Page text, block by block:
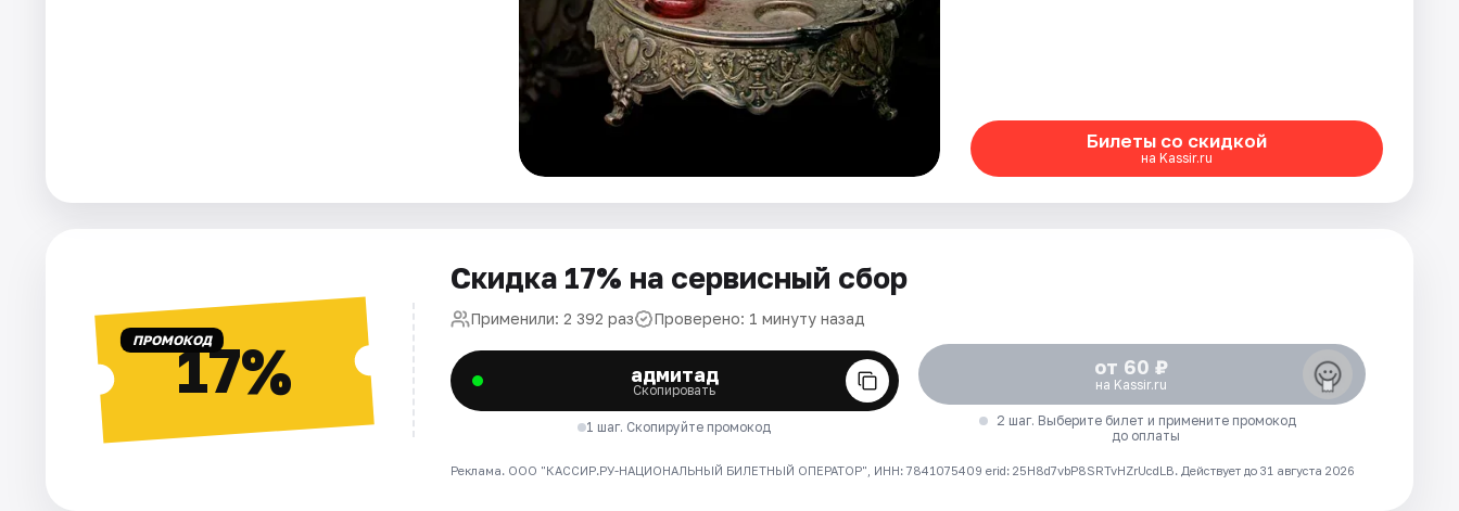
Билеты со скидкой
на Kassir.ru
ПРОМОКОД17%
Скидка 17% на сервисный сбор
Применили: 2 392 раз Проверено: 1 минуту назад
адмитад
Скопировать
1 шаг. Скопируйте промокод
от 60 ₽
на Kassir.ru
2 шаг. Выберите билет и примените промокод
до оплаты
Реклама. ООО "КАССИР.РУ-НАЦИОНАЛЬНЫЙ БИЛЕТНЫЙ ОПЕРАТОР", ИНН: 7841075409 erid: 25H8d7vbP8SRTvHZrUcdLB. Действует до 31 августа 2026